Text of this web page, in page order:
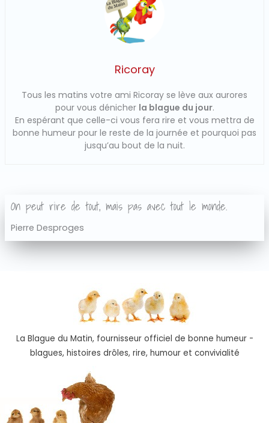
Ricoray
Tous les matins votre ami Ricoray se lève aux aurores
pour vous dénicher la blague du jour.
En espérant que celle-ci vous fera rire et vous mettra de
bonne humeur pour le reste de la journée et pourquoi pas
jusqu’au bout de la nuit.
On peut rire de tout, mais pas avec tout le monde.
Pierre Desproges
La Blague du Matin, fournisseur officiel de bonne humeur -
blagues, histoires drôles, rire, humour et convivialité